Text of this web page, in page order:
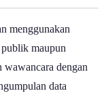
sektor utilitas dan